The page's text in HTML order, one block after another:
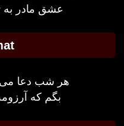
عشق مادر به
هر شب دعا می
بگم که